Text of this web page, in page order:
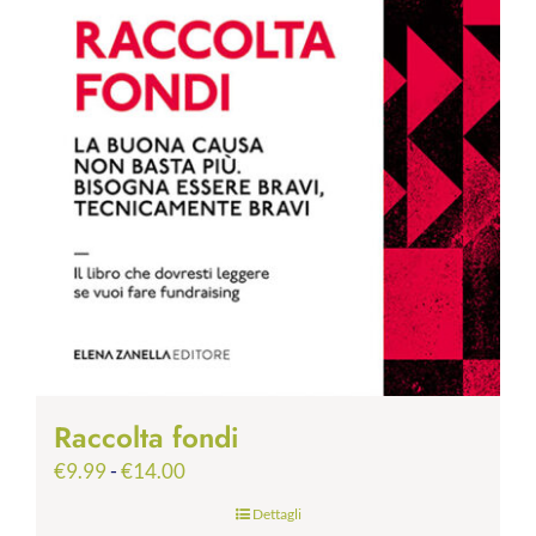
Raccolta fondi
€9.99-€14.00Fascia
prezzo:
Dettagli